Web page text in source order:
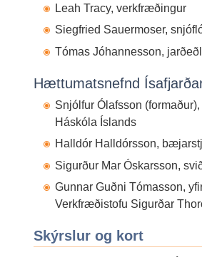
Leah Tracy, verkfræðingur
Siegfried Sauermoser,
Tómas Jóhannesson,
Hættumatsnefnd
Snjólfur Ólafsson
Háskóla Íslands
Halldór Halldórsson,
Sigurður Mar Óskarsson,
Gunnar Guðni Tómasson,
Verkfræðistofu Sigurðar
Skýrslur og kort